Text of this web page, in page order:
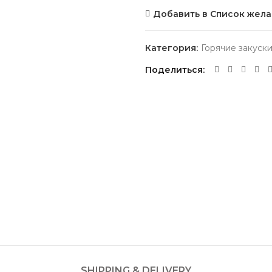
Добавить в Список
Категория: Горячие закуски
Поделиться